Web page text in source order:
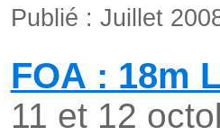
Publié : Juillet
FOA : 18m
11 et 12